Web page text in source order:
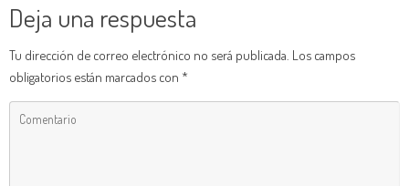
Deja una respuesta
Tu dirección de correo electrónico no será publicada. Los campos
obligatorios están marcados con *